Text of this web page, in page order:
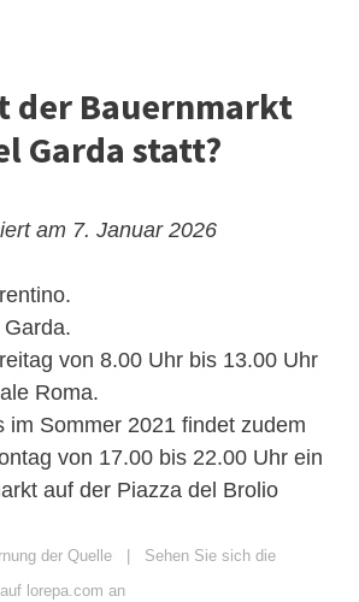
der Bauernmarkt
Garda statt?
am 7. Januar 2026
von 8.00 Uhr bis 13.00 Uhr
Roma.
im Sommer 2021 findet zudem
von 17.00 bis 22.00 Uhr ein
auf der Piazza del Brolio
der Quelle
Sehen Sie sich die
lorepa.com an